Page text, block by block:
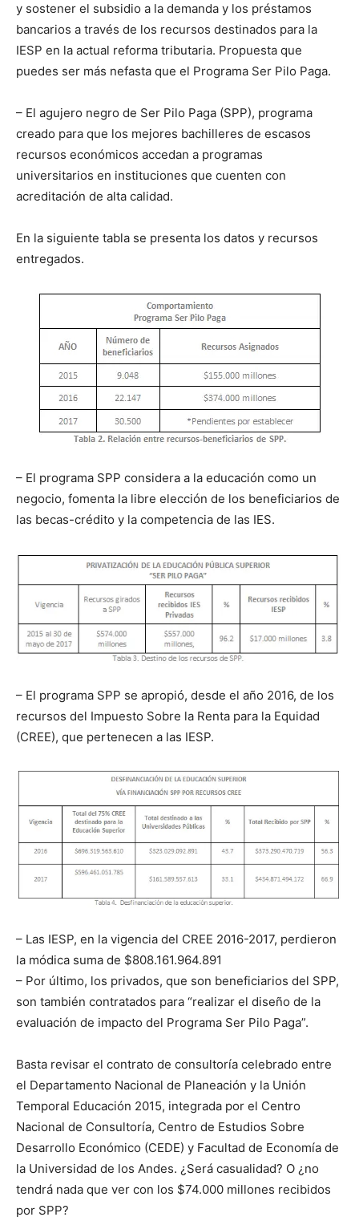
y sostener el subsidio a la demanda y los préstamos
bancarios a través de los recursos destinados para la
IESP en la actual reforma tributaria. Propuesta que
puedes ser más nefasta que el Programa Ser Pilo Paga.
– El agujero negro de Ser Pilo Paga (SPP), programa
creado para que los mejores bachilleres de escasos
recursos económicos accedan a programas
universitarios en instituciones que cuenten con
acreditación de alta calidad.
En la siguiente tabla se presenta los datos y recursos
entregados.
– El programa SPP considera a la educación como un
negocio, fomenta la libre elección de los beneficiarios de
las becas-crédito y la competencia de las IES.
– El programa SPP se apropió, desde el año 2016, de los
recursos del Impuesto Sobre la Renta para la Equidad
(CREE), que pertenecen a las IESP.
– Las IESP, en la vigencia del CREE 2016-2017, perdieron
la módica suma de $808.161.964.891
– Por último, los privados, que son beneficiarios del SPP,
son también contratados para “realizar el diseño de la
evaluación de impacto del Programa Ser Pilo Paga”.
Basta revisar el contrato de consultoría celebrado entre
el Departamento Nacional de Planeación y la Unión
Temporal Educación 2015, integrada por el Centro
Nacional de Consultoría, Centro de Estudios Sobre
Desarrollo Económico (CEDE) y Facultad de Economía de
la Universidad de los Andes. ¿Será casualidad? O ¿no
tendrá nada que ver con los $74.000 millones recibidos
por SPP?